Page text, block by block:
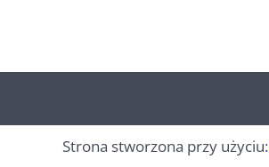
Strona stworzona przy użyciu: